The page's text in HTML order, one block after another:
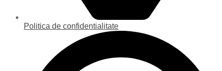
Politica de confidentialitate